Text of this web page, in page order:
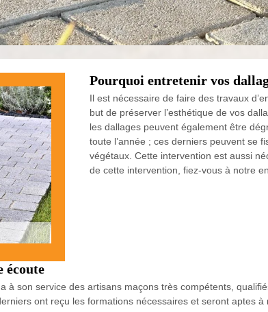
Pourquoi entretenir vos
Il est nécessaire de faire des travaux
but de préserver l’esthétique de vos
les dallages peuvent également être
toute l’année ; ces derniers peuvent se
végétaux. Cette intervention est aussi
de cette intervention, fiez-vous à notre
écoute
à son service des artisans maçons très compétents,
ont reçu les formations nécessaires et seront aptes